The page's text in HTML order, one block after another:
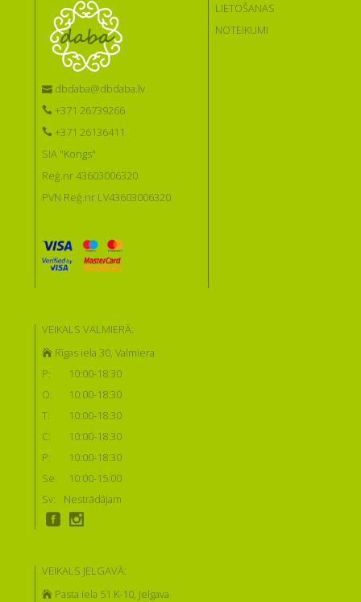
dbdaba@dbdaba.lv
+371 26739266
+371 26136411
SIA "Kongs"
Reģ.nr 43603006320
PVN Reģ.nr LV43603006320
LIETOŠANAS
NOTEIKUMI
VEIKALS VALMIERĀ:
Rīgas iela 30, Valmiera
P:
10:00-18:30
O:
10:00-18:30
T:
10:00-18:30
C:
10:00-18:30
P:
10:00-18:30
Se:
10:00-15:00
Sv:
Nestrādājam
VEIKALS JELGAVĀ:
Pasta iela 51 K-10, Jelgava